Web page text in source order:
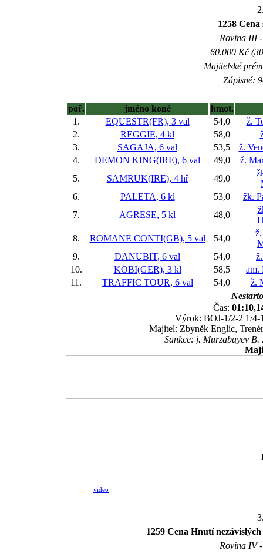
1258
Rovina III
60.000 Kč
Majitelské
Zápisné:
poř. jméno koně
hmot.
1.
EQUESTR(FR), 3 val 54,0
ž.
2.
REGGIE, 4 kl 58,0
3.
SAGAJA, 6 val 53,5
ž.
4.
DEMON KING(IRE), 6 val 49,0
ž.
5.
SAMRUK(IRE), 4 hř 49,0
6.
PALETA, 6 kl 53,0
žk.
7.
AGRESE, 5 kl 48,0
8.
ROMANE CONTI(GB), 5 val 54,0
9.
DANUBIT, 6 val 54,0
10.
KOBI(GER), 3 kl 58,5
am.
11.
TRAFFIC TOUR, 6 val 54,0
ž.
Čas:
Výrok: BOJ-1/2-2 1/4-
Majitel: Zbyněk Englic,
Sankce: j. Murzabayev
video
1259 Cena Hnutí
Rovina IV